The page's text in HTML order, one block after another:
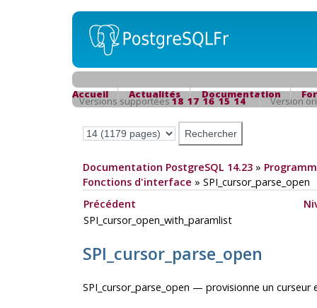
Accueil Actualités Documentation
Versions supportées18 17 16 15 14 Version
Documentation PostgreSQL 14.23»
Fonctions d'interface » SPI_cursor_parse_open
Précédent
SPI_cursor_open_with_paramlist
SPI_cursor_parse_open
SPI_cursor_parse_open — provisionne un